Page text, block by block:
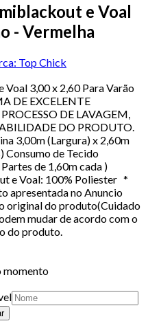
e Voal
- Vermelha
Top Chick
3,00 x 2,60 Para Varão
DE EXCELENTE
DE LAVAGEM,
DO PRODUTO.
3,00m (Largura) x 2,60m
Consumo de Tecido
de 1,60m cada )
e Voal: 100% Poliester *
apresentada no Anuncio
original do produto(Cuidado
mudar de acordo com o
do produto.
momento